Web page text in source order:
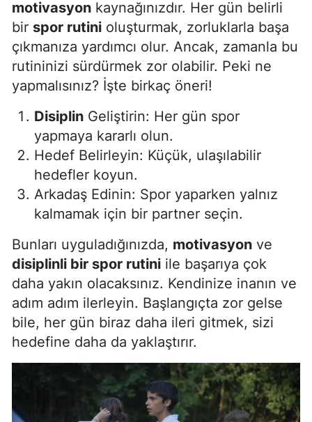
Niğde
Ordu
Rize
Siirt
Sinop
Sivas
Tekirdağ
Tokat
Trabzon
Tunceli
Şanlıurfa
Uşak
motivasyon kaynağınızdır. Her gün belirli
bir spor rutini oluşturmak, zorluklarla başa
çıkmanıza yardımcı olur. Ancak, zamanla bu
rutininizi sürdürmek zor olabilir. Peki ne
yapmalısınız? İşte birkaç öneri!
Disiplin Geliştirin: Her gün spor
yapmaya kararlı olun.
Hedef Belirleyin: Küçük, ulaşılabilir
hedefler koyun.
Arkadaş Edinin: Spor yaparken yalnız
kalmamak için bir partner seçin.
Bunları uyguladığınızda, motivasyon ve
disiplinli bir spor rutini ile başarıya çok
daha yakın olacaksınız. Kendinize inanın ve
adım adım ilerleyin. Başlangıçta zor gelse
bile, her gün biraz daha ileri gitmek, sizi
hedefine daha da yaklaştırır.